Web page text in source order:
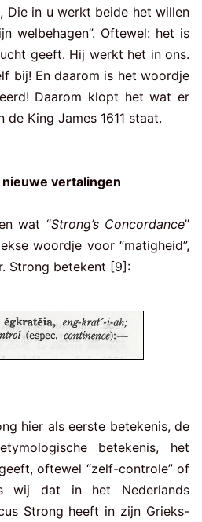
Die in u werkt beide het willen
welbehagen”. Oftewel: het is
geeft. Hij werkt het in ons.
bij! En daarom is het woordje
Daarom klopt het wat er
King James 1611 staat.
nieuwe vertalingen
wat “Strong’s Concordance”
woordje voor “matigheid”,
Strong betekent [9]:
hier als eerste betekenis, de
betekenis, het
oftewel “zelf-controle” of
wij dat in het Nederlands
Strong heeft in zijn Grieks-